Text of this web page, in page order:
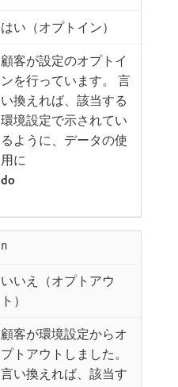
はい（オプトイン）
顧客が設定のオプトイ
ンを行っています。 言
い換えれば、該当する
環境設定で示されてい
るように、データの使
用に​
do
n
いいえ（オプトアウ
ト）
顧客が環境設定からオ
プトアウトしました。
言い換えれば、該当す